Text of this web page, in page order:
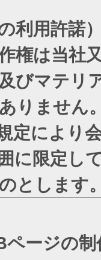
利用許諾
権は当社
びマテリ
りません
定により
に限定し
とします
ージの制